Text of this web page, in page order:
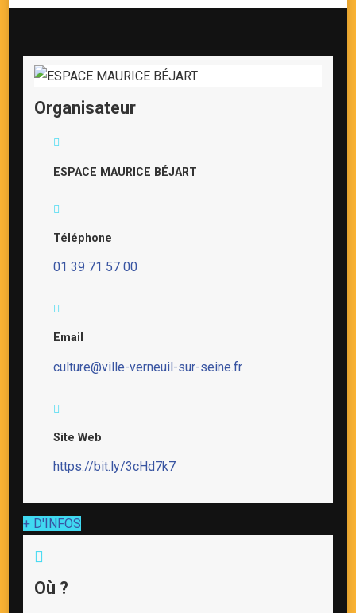
Organisateur
ESPACE MAURICE BÉJART
Téléphone
01 39 71 57 00
Email
culture@ville-verneuil-sur-seine.fr
Site Web
https://bit.ly/3cHd7k7
+ D'INFOS
Où ?